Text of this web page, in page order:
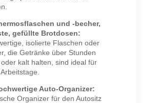
und -becher,
gefüllte Brotdosen:
isolierte Flaschen oder
die Getränke über Stunden
kalt halten, sind ideal für
Auto-Organizer:
Organizer für den Autositz